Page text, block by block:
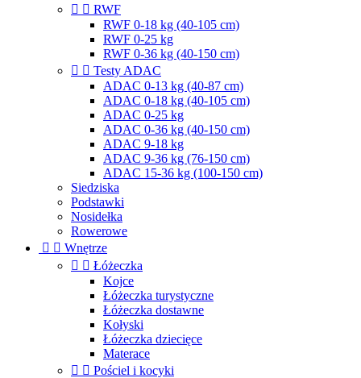
  RWF
RWF 0-18 kg (40-105 cm)
RWF 0-25 kg
RWF 0-36 kg (40-150 cm)
  Testy ADAC
ADAC 0-13 kg (40-87 cm)
ADAC 0-18 kg (40-105 cm)
ADAC 0-25 kg
ADAC 0-36 kg (40-150 cm)
ADAC 9-18 kg
ADAC 9-36 kg (76-150 cm)
ADAC 15-36 kg (100-150 cm)
Siedziska
Podstawki
Nosidełka
Rowerowe
  Wnętrze
  Łóżeczka
Kojce
Łóżeczka turystyczne
Łóżeczka dostawne
Kołyski
Łóżeczka dziecięce
Materace
  Pościel i kocyki